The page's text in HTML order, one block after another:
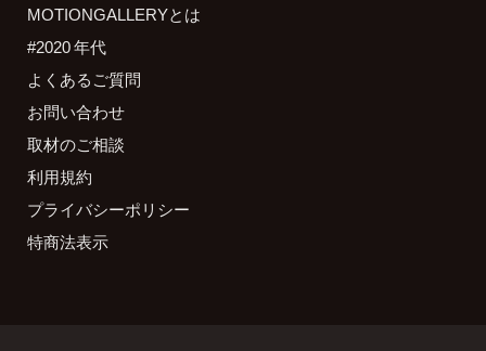
MOTIONGALLERYとは
#2020 年代
よくあるご質問
お問い合わせ
取材のご相談
利用規約
プライバシーポリシー
特商法表示